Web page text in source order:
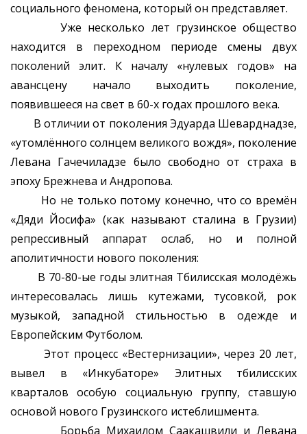
социального феномена, который он представляет.
Уже несколько лет грузинское общество
находится в переходном периоде смены двух
поколений элит. К началу «нулевых годов» на
авансцену начало выходить поколение,
появившееся на свет в 60-х годах прошлого века.
В отличии от поколения Эдуарда Шеварднадзе,
«утомлённого солнцем великого вождя», поколение
Левана Гачечиладзе было свободно от страха в
эпоху Брежнева и Андропова.
Но не только потому конечно, что со времён
«Дяди Йосифа» (как называют сталина в Грузии)
репрессивный аппарат ослаб, но и полной
аполитичности нового поколения:
В 70-80-ые годы элитная Тбилисская молодёжь
интересовалась лишь кутежами, тусовкой, рок
музыкой, западной стильностью в одежде и
Европейским Футболом.
Этот процесс «Вестернизации», через 20 лет,
вывел в «Инкубаторе» Элитных тбилисских
кварталов особую социальную группу, ставшую
основой нового Грузинского истеблишмента.
Борьба Михаилом Саакашвили и Левана